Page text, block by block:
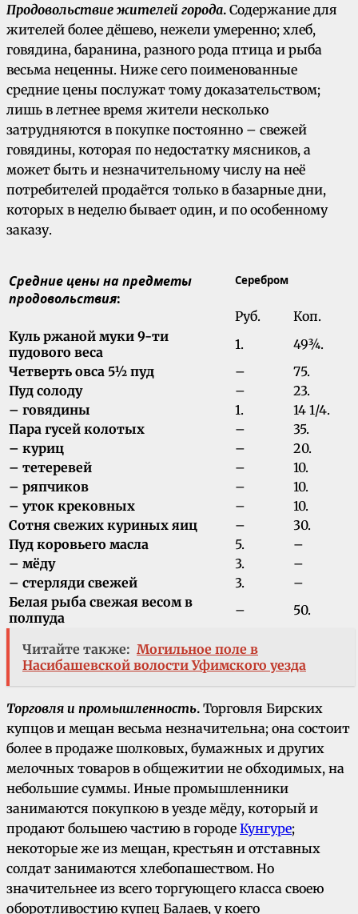
Продовольствие жителей города. Содержание для
жителей более дёшево, нежели умеренно; хлеб,
говядина, баранина, разного рода птица и рыба
весьма неценны. Ниже сего поименованные
средние цены послужат тому доказательством;
лишь в летнее время жители несколько
затрудняются в покупке постоянно – свежей
говядины, которая по недостатку мясников, а
может быть и незначительному числу на неё
потребителей продаётся только в базарные дни,
которых в неделю бывает один, и по особенному
заказу.
Средние цены на предметы
продовольствия:
Серебром
Руб.
Коп.
Куль ржаной муки 9-ти
пудового веса
1.
49¾.
Четверть овса 5½ пуд
–
75.
Пуд солоду
–
23.
– говядины
1.
14 1/4.
Пара гусей колотых
–
35.
– куриц
–
20.
– тетеревей
–
10.
– ряпчиков
–
10.
– уток крековных
–
10.
Сотня свежих куриных яиц
–
30.
Пуд коровьего масла
5.
–
– мёду
3.
–
– стерляди свежей
3.
–
Белая рыба свежая весом в
полпуда
– 50.
Читайте также: Могильное поле в
Насибашевской волости Уфимского уезда
Торговля и промышленность. Торговля Бирских
купцов и мещан весьма незначительна; она состоит
более в продаже шолковых, бумажных и других
мелочных товаров в общежитии не обходимых, на
небольшие суммы. Иные промышленники
занимаются покупкою в уезде мёду, который и
продают большею частию в городе Кунгуре;
некоторые же из мещан, крестьян и отставных
солдат занимаются хлебопашеством. Но
значительнее из всего торгующего класса своею
оборотливостию купец Балаев, у коего